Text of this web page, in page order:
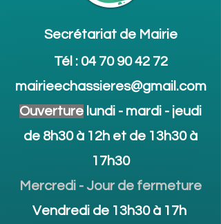
Secrétariat de Mairie
Tél : 04 70 90 42 72
mairieechassieres@gmail.com
Ouverture lundi - mardi - jeudi
de 8h30 à 12h et de 13h30 à
17h30
Mercredi - Jour de fermeture
Vendredi de 13h30 à 17h